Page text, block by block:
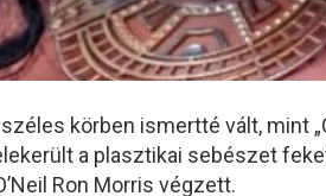
körben ismertté vált, mint
a plasztikai sebészet
Ron Morris végzett.